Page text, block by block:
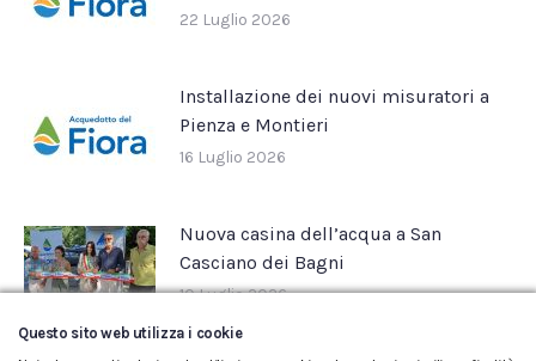
22 Luglio 2026
Installazione dei nuovi misuratori a
Pienza e Montieri
16 Luglio 2026
Nuova casina dell’acqua a San
Casciano dei Bagni
10 Luglio 2026
Questo sito web utilizza i cookie